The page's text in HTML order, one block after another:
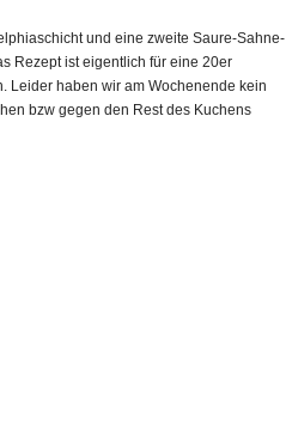
und eine zweite Saure-Sahne-
Rezept ist eigentlich für eine 20er
Leider haben wir am Wochenende kein
bzw gegen den Rest des Kuchens